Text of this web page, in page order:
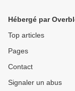
Hébergé par
Top articles
Pages
Contact
Signaler un abus